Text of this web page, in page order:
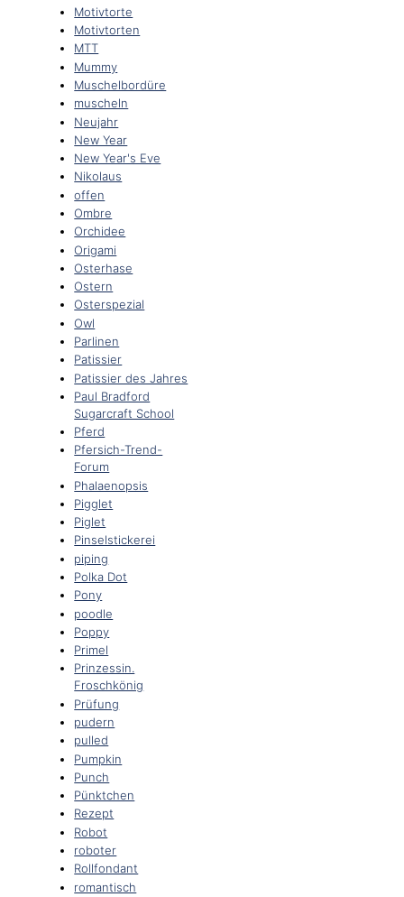
Motivtorte
Motivtorten
MTT
Mummy
Muschelbordüre
muscheln
Neujahr
New Year
New Year's Eve
Nikolaus
offen
Ombre
Orchidee
Origami
Osterhase
Ostern
Osterspezial
Owl
Parlinen
Patissier
Patissier des Jahres
Paul Bradford
Sugarcraft School
Pferd
Pfersich-Trend-
Forum
Phalaenopsis
Pigglet
Piglet
Pinselstickerei
piping
Polka Dot
Pony
poodle
Poppy
Primel
Prinzessin.
Froschkönig
Prüfung
pudern
pulled
Pumpkin
Punch
Pünktchen
Rezept
Robot
roboter
Rollfondant
romantisch